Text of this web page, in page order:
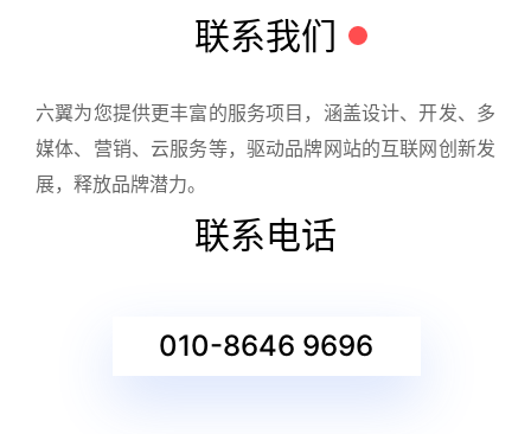
联系我们
六翼为您提供更丰富的服务项目，涵盖设计、开发、多
媒体、营销、云服务等，驱动品牌网站的互联网创新发
展，释放品牌潜力。
联系电话
010-8646 9696